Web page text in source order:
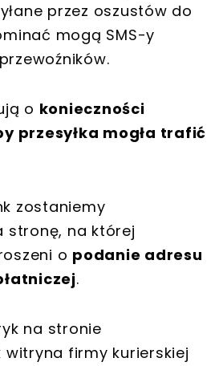
przez oszustów do
mogą SMS-y
o konieczności
przesyłka mogła trafić
zostaniemy
stronę, na której
o podanie adresu
.
na stronie
firmy kurierskiej